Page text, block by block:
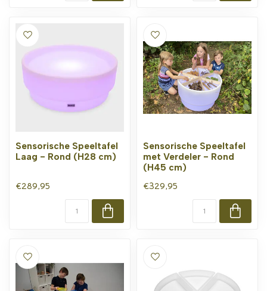
Sensorische Speeltafel
Laag - Rond (H28 cm)
€289,95
Sensorische Speeltafel
met Verdeler - Rond
(H45 cm)
€329,95